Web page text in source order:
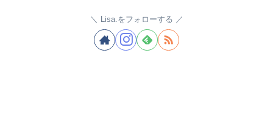
Lisa.をフォローする